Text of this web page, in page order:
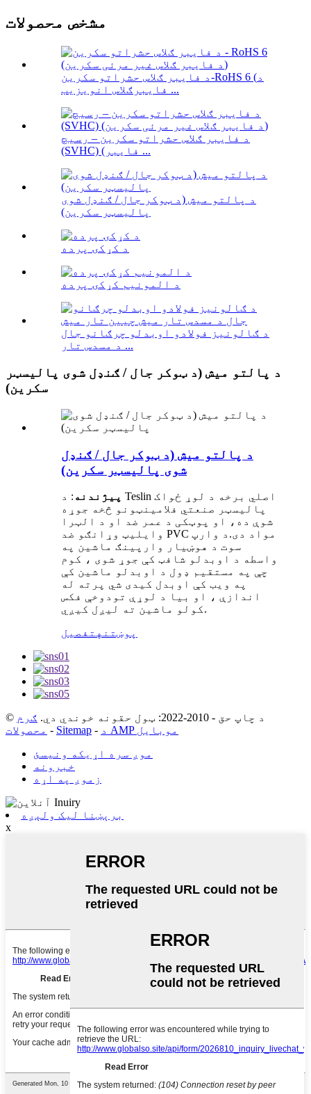
مشخص محصولات
د فایبر ګلاس حشراتو سکرین-RoHS 6 (د
فایبرګلاس انویزیب ...
د فایبر ګلاس حشراتو سکرین – رسیچ
(SVHC) (فایبر ...
د پالتو میش (د ټوکر جال / ګنډل شوی
پالیسټر سکرین)
د کړکۍ پرده
د المونیم کړکۍ پرده
د ګالونیز فولادو اوبدلو چرګانو جال
د مسدس تار ...
د پالتو میش (د ټوکر جال / ګنډل شوی پالیسټر
سکرین)
د پالتو میش (د ټوکر جال / ګنډل
شوی پالیسټر سکرین)
پیژندنه : د Teslin اصلي برخه د لوړ ځواک
پالیسټر صنعتي فلامینټونو څخه جوړه
شوې ده، او پوټکی د عمر ضد او د الټرا
وایلیټ وړانګو ضد PVC مواد دی.د وارپ
سوت د هوښیار وارپینګ ماشین په
واسطه د اوبدلو شافټ کې جوړ شوی ، کوم
چې په مستقیم ډول د اوبدلو ماشین کې
په ویب کې اوبدل کیدی شي پرته له
اندازې ، او بیا د لوړې تودوخې فکس
کولو ماشین ته لیږل کیږي.
پوښتنه تفصیل
© د چاپ حق - 2010-2022: ټول حقونه خوندي دي.
ګرم
محصولات - Sitemap -
د AMP موبایل
موږ سره اړیکه ونیسئ
خبرونه
زموږ په اړه
برېښنا لیک ولېږه
x